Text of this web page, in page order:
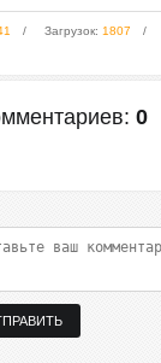
Загрузок: 1807
: 0